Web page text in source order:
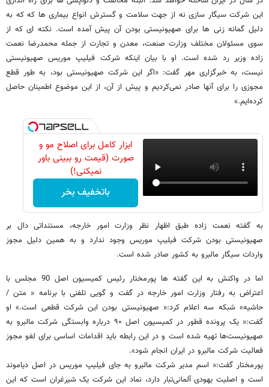
این شرکت سیگار سازی نه از جهت سلامت و گسترش انواع بیماری ها که که به
دلیل گمانه زنی ها برای صهیونیستی بودن آن پیش آمده است. نکته ای که از
سوی مسئولان مختلف وزارت صنعت، معدن و تجارت از جمله محمدرضا نعمت
زاده وزیر رد شده است. او با بیان اینکه شرکت فیلیپ موریس صهیونیستی
نیست، به خبرگزاری مهر گفت: «اگر این شرکت صهیونیستی بود، به طور قطع
مجوزی را برای آنها صادر نمی‌کردیم و پیش از آن، از این موضوع اطمینان حاصل
کرده‌ایم.»
ابزار کامل برای اصلاح مو و
صورت (قیمت رو ببینی باور
نمیکنی!)
باتخفیف بخر
به گفته نعمت زاده طبق اظهار نظر وزارت امور خارجه، مستنداتی دال بر
صهیونیستی بودن شرکت فیلیپ موریس وجود ندارد و به همین دلیل مجوز
واردات سیگار مالبرو به کشور صادر شده است.
اما در واکنش به این گفته ها پورمختار رئیس کمیسیون اصل 90 مجلس با
اعتراض به رفتار وزارت امور خارجه در گفت و گویی تلفنی با برنامه « متن /
حاشیه» شبکه سه اعلام کرد:« صهیونیستی بودن این شرکت قطعی است.» او
گفت:« یک پرونده قطور در کمیسیون اصل ۹۰ درباره وابستگی شرکت مالبرو به
صهیونیست‌ها تهیه شده است و در این رابطه باید اقدامات اساسی برای لغو مجوز
فعالیت شرکت مالبرو در ایران انجام شود».
پورمختار گفت:« اسم مدیر شرکت مالبرو به جای فیلیپ موریس در اصل دیاموند
است و اصلیت یهودی آلمانی‌تبار دارد، نماد این شرکت یک شیرغران است که این